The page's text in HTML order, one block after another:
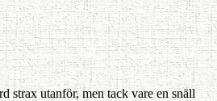
strax utanför, men tack vare en snäll